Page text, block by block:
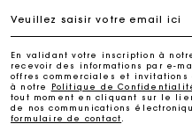
Paiement en
Echanges &
Veuillez saisir votre email ici
En validant votre inscription à
recevoir des informations par e-
offres commerciales et invitations
à notre
Politique de
tout moment en cliquant sur le
de nos communications
formulaire de contact